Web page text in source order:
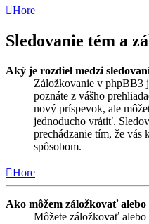
Hore
Sledovanie tém a
Aký je rozdiel medzi
Záložkovanie v phpBB3
poznáte z vášho
nový príspevok, ale
jednoducho vrátiť.
prechádzanie tím, že
spôsobom.
Hore
Ako môžem záložkovať
Môžete záložkovať